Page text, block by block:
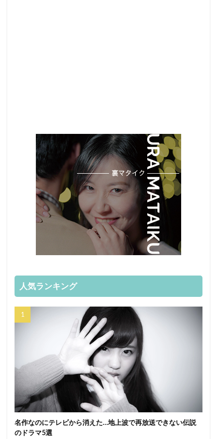
人気ランキング
名作なのにテレビから消えた…地上波で再放送できない伝説
のドラマ5選